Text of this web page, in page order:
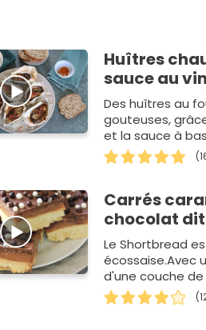
Huîtres
sauce au
Des huîtres au
gouteuses,
et la sauce à
plat conviv…
Carrés
chocolat
Le Shortbread
écossaise.Avec
d'une couche
J'ai